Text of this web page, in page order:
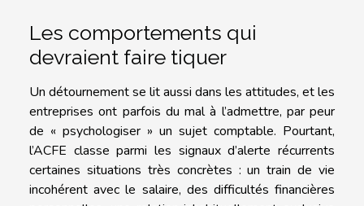
Les comportements qui
devraient faire tiquer
Un détournement se lit aussi dans les attitudes, et les
entreprises ont parfois du mal à l’admettre, par peur
de « psychologiser » un sujet comptable. Pourtant,
l’ACFE classe parmi les signaux d’alerte récurrents
certaines situations très concrètes : un train de vie
incohérent avec le salaire, des difficultés financières